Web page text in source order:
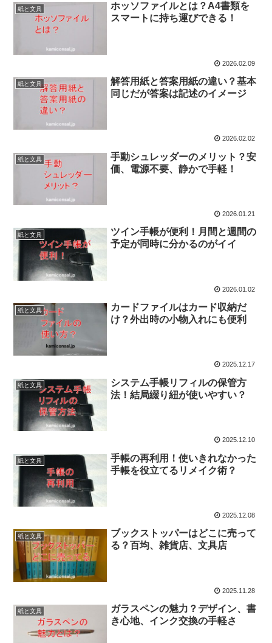
紙と文具
ホッソファイルとは？A4書類を
スマートに持ち運びできる！
2026.02.09
紙と文具
解答用紙と答案用紙の違い？基本
同じだが答案は記述のイメージ
2026.02.02
紙と文具
手動シュレッダーのメリット？安
価、電源不要、静かで手軽！
2026.01.21
紙と文具
ツイン手帳が便利！月間と週間の
予定が同時に分かるのがイイ
2026.01.02
紙と文具
カードファイルはカード収納だ
け？外出時の小物入れにも便利
2025.12.17
紙と文具
システム手帳リフィルの保管方
法！結局綴り紐が使いやすい？
2025.12.10
紙と文具
手帳の再利用！使いきれなかった
手帳を役立てるリメイク術？
2025.12.08
紙と文具
ブックストッパーはどこに売って
る？百均、雑貨店、文具店
2025.11.28
紙と文具
ガラスペンの魅力？デザイン、書
き心地、インク交換の手軽さ